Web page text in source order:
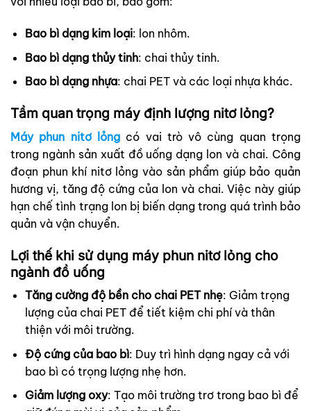
Bao bì dạng kim loại: lon nhôm.
Bao bì dạng thủy tinh: chai thủy tinh.
Bao bì dạng nhựa: chai PET và các loại nhựa khác.
Tầm quan trọng máy định lượng nitơ lỏng?
Máy phun nitơ lỏngcó vai trò vô cùng quan trọng
trong ngành sản xuất đồ uống dạng lon và chai. Công
đoạn phun khí nitơ lỏng vào sản phẩm giúp bảo quản
hương vị, tăng độ cứng của lon và chai. Việc này giúp
hạn chế tình trạng lon bị biến dạng trong quá trình bảo
quản và vận chuyển.
Lợi thế khi sử dụng máy phun nitơ lỏng cho
ngành đồ uống
Tăng cường độ bền cho chai PET nhẹ: Giảm trọng
lượng của chai PET để tiết kiệm chi phí và thân
thiện với môi trường.
Độ cứng của bao bì: Duy trì hình dạng ngay cả với
bao bì có trọng lượng nhẹ hơn.
Giảm lượng oxy: Tạo môi trường trơ ​​trong bao bì để